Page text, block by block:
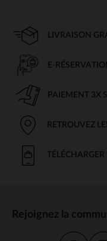
LIVRAISON
E-
PAIEMENT 3X
RETROUVEZ
TÉLÉCHARGER
Rejoignez la